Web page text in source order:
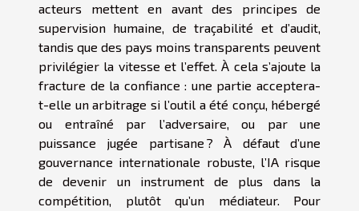
acteurs mettent en avant des principes de
supervision humaine, de traçabilité et d’audit,
tandis que des pays moins transparents peuvent
privilégier la vitesse et l’effet. À cela s’ajoute la
fracture de la confiance : une partie acceptera-
t-elle un arbitrage si l’outil a été conçu, hébergé
ou entraîné par l’adversaire, ou par une
puissance jugée partisane ? À défaut d’une
gouvernance internationale robuste, l’IA risque
de devenir un instrument de plus dans la
compétition, plutôt qu’un médiateur. Pour